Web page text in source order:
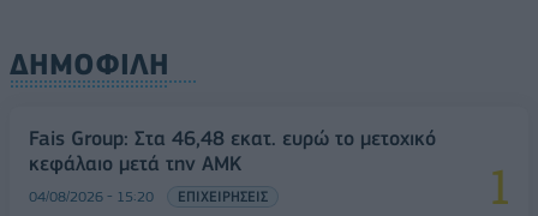
ΔΗΜΟΦΙΛΗ
Fais Group: Στα 46,48 εκατ. ευρώ το μετοχικό
κεφάλαιο μετά την ΑΜΚ
04/08/2026 - 15:20 ΕΠΙΧΕΙΡΗΣΕΙΣ